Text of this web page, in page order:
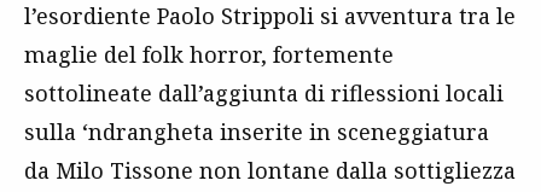
l’esordiente Paolo Strippoli si avventura tra le
maglie del folk horror, fortemente
sottolineate dall’aggiunta di riflessioni locali
sulla ‘ndrangheta inserite in sceneggiatura
da Milo Tissone non lontane dalla sottigliezza